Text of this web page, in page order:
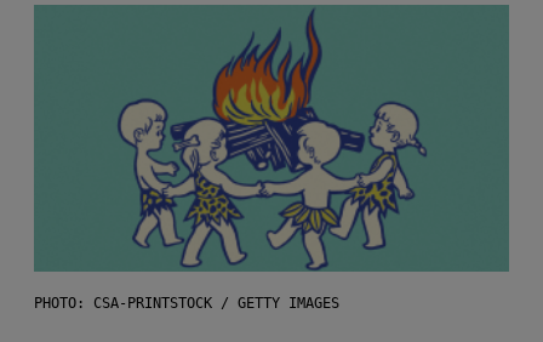
PHOTO: CSA-PRINTSTOCK / GETTY IMAGES